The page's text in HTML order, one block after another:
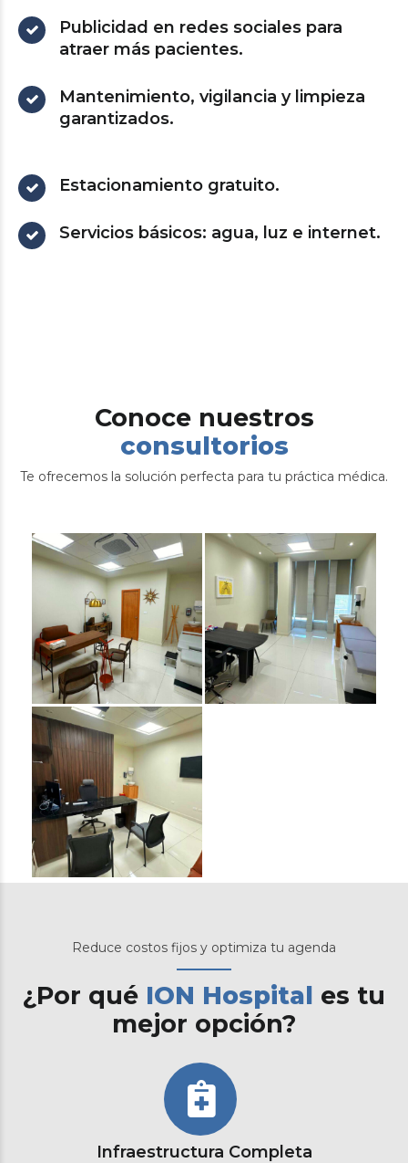
Publicidad en redes sociales para
atraer más pacientes.
Mantenimiento, vigilancia y limpieza
garantizados.
Estacionamiento gratuito.
Servicios básicos: agua, luz e internet.
Conoce nuestros
consultorios
Te ofrecemos la solución perfecta para tu práctica médica.
Reduce costos fijos y optimiza tu agenda
¿Por qué ION Hospital es tu
mejor opción?
Infraestructura Completa